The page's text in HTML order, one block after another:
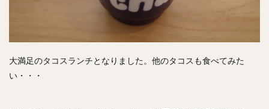
大満足のタコスランチとなりました。他のタコスも食べてみた
い・・・